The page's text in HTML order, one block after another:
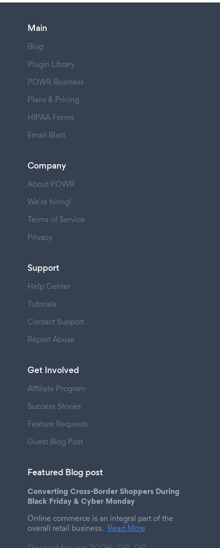
Main
Blog
Plugin Library
POWR Business
Plans & Pricing
HIPAA Forms
Email Blast
Company
About POWR
We're hiring!
Terms of Service
Privacy
Support
Help Center
Tutorials
Contact Support
Report Abuse
Get Involved
Affiliate Program
Success Stories
Feature Requests
Guest Blog Post
Featured Blog post
Converting Cross-Border Shoppers During
Black Friday & Cyber Monday
Online commerce is an integral part of the
overall retail business. Read More